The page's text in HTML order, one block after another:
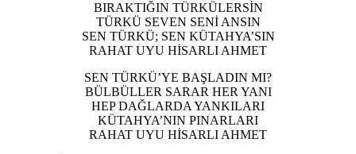
BIRAKTIĞIN TÜRKÜLERSİN
TÜRKÜ SEVEN SENİ ANSIN
SEN TÜRKÜ; SEN KÜTAHYA’SIN
RAHAT UYU HİSARLI AHMET
SEN TÜRKÜ’YE BAŞLADIN MI?
BÜLBÜLLER SARAR HER YANI
HEP DAĞLARDA YANKILARI
KÜTAHYA’NIN PINARLARI
RAHAT UYU HİSARLI AHMET